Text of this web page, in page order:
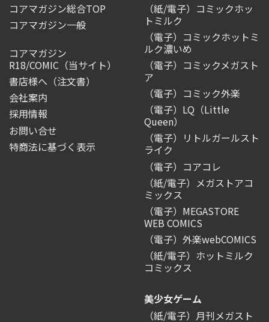
コアマガジン総合TOP
コアマガジン一般
コアマガジン
R18/COMIC （当サイト）
書店様へ（注文書）
会社案内
採用情報
お問い合せ
特商法に基づく表示
（紙/電子）コミックホッ
トミルク
（電子）コミックホットミ
ルク濃いめ
（電子）コミックメガスト
ア
（電子）コミック外楽
（電子）LQ（Little
Queen）
（電子）リトルガールスト
ライク
（電子）コアコレ
（紙/電子）メガストアコ
ミックス
（電子）MEGASTORE
WEB COMICS
（電子）外楽webCOMICS
（紙/電子）ホットミルク
コミックス
美少女ゲーム
（紙/電子）月刊メガスト